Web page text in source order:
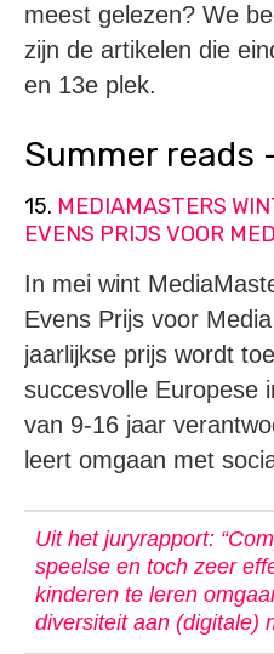
meest gelezen? We
zijn de artikelen die
en 13e plek.
Summer reads
15. MEDIAMASTERS
EVENS PRIJS VOOR
In mei wint
Evens Prijs voor
jaarlijkse prijs wordt
succesvolle Europese
van 9-16 jaar
leert omgaan met
Uit het juryrapport:
speelse en toch zeer
kinderen te leren
diversiteit aan (digitale)